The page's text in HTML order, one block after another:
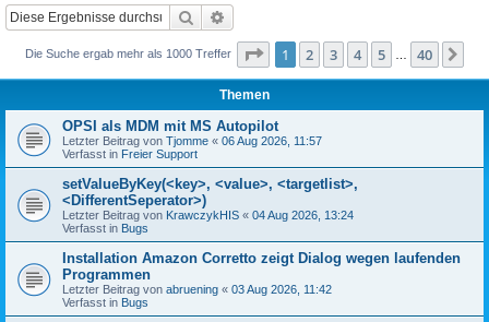
Suche
Die Suche ergab mehr als 1000 Treffer Seite 1von 40
1 2 3 4 5 40
Themen
OPSI als MDM mit MS Autopilot
Letzter Beitrag von Tjomme « 06 Aug 2026, 11:57
Verfasst in Freier Support
setValueByKey(<key>, <value>, <targetlist>,
<DifferentSeperator>)
Letzter Beitrag von KrawczykHIS « 04 Aug 2026, 13:24
Verfasst in Bugs
Installation Amazon Corretto zeigt Dialog wegen laufenden
Programmen
Letzter Beitrag von abruening « 03 Aug 2026, 11:42
Verfasst in Bugs